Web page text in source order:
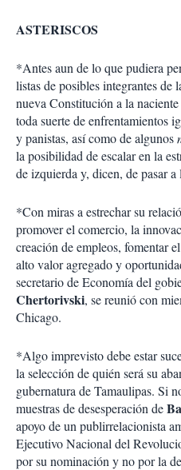
ASTERISCOS
*Antes aun de lo que pudiera
listas de posibles integrantes de
nueva Constitución a la
toda suerte de enfrentamientos
y panistas, así como de algunos
la posibilidad de escalar en la
de izquierda y, dicen, de pasar
*Con miras a estrechar su
promover el comercio, la
creación de empleos, fomentar
alto valor agregado y
secretario de Economía del
Chertorivski, se reunió con
Chicago.
*Algo imprevisto debe estar
la selección de quién será su
gubernatura de Tamaulipas. Si
muestras de desesperación de
apoyo de un publirrelacionista
Ejecutivo Nacional del
por su nominación y no por la